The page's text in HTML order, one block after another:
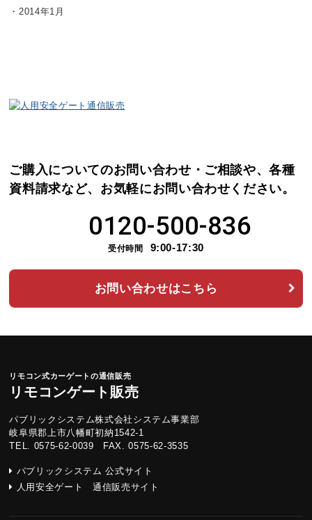
2014年1月
ご購入についてのお問い合わせ・ご相談や、各種
資料請求など、 お気軽にお問い合わせください。
0120-500-836
受付時間 9:00-17:30
お問い合わせはこちら
リモコン式カーゲートの通信販売
リモコンゲート販売
パブリックシステム株式会社システム事業部
岐阜県郡上市八幡町初納1542-1
TEL. 0575-62-0039 FAX. 0575-62-3535
パブリックシステム 公式サイト
人用安全ゲート 通信販売サイト